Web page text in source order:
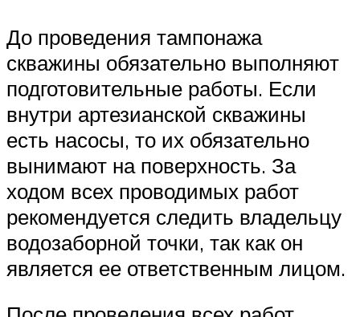
До проведения тампонажа
скважины обязательно выполняют
подготовительные работы. Если
внутри артезианской скважины
есть насосы, то их обязательно
вынимают на поверхность. За
ходом всех проводимых работ
рекомендуется следить владельцу
водозаборной точки, так как он
является ее ответственным лицом.